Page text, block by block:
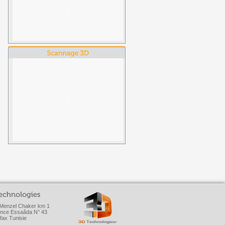
Chaker km 1
Essaâda N° 43
Tunisie